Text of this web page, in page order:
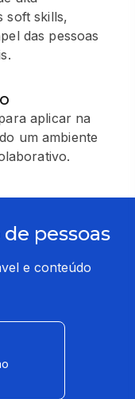
soft skills,
das pessoas
aplicar na
um ambiente
pessoas
e conteúdo